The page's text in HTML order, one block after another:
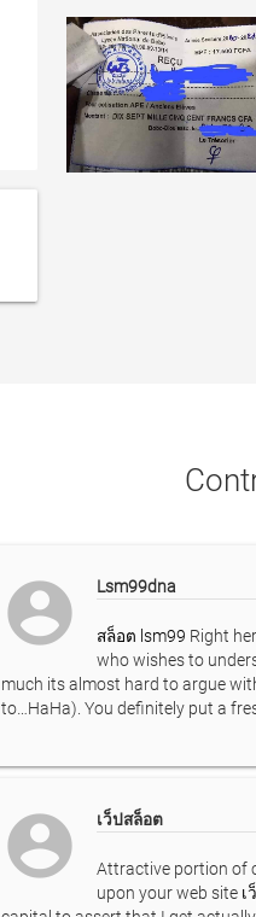
account_circle Lsm99dna
สล็อต lsm99 Right
who wishes to
much its almost hard to argue
to…HaHa). You definitely put a
account_circle เว็ปสล็อต
Attractive portion of
upon your web site เ